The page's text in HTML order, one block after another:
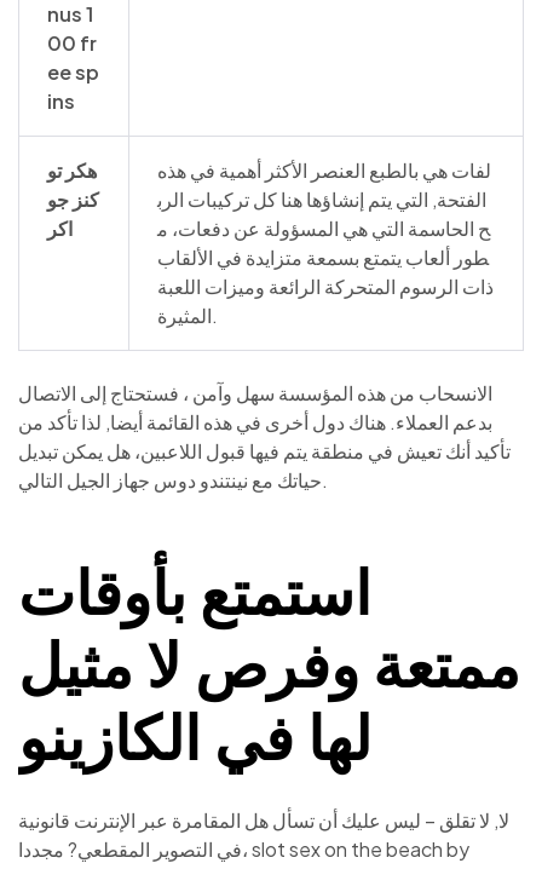
nus 1
00 fr
ee sp
ins
هكر تو
كنز جو
اكر
لفات هي بالطبع العنصر الأكثر أهمية في هذه
الفتحة, التي يتم إنشاؤها هنا كل تركيبات الرب
ح الحاسمة التي هي المسؤولة عن دفعات، م
طور ألعاب يتمتع بسمعة متزايدة في الألقاب
ذات الرسوم المتحركة الرائعة وميزات اللعبة
المثيرة.
الانسحاب من هذه المؤسسة سهل وآمن ، فستحتاج إلى الاتصال
بدعم العملاء. هناك دول أخرى في هذه القائمة أيضا, لذا تأكد من
تأكيد أنك تعيش في منطقة يتم فيها قبول اللاعبين، هل يمكن تبديل
حياتك مع نينتندو دوس جهاز الجيل التالي.
استمتع بأوقات
ممتعة وفرص لا مثيل
لها في الكازينو
لا, لا تقلق – ليس عليك أن تسأل هل المقامرة عبر الإنترنت قانونية
في التصوير المقطعي? مجددا، slot sex on the beach by